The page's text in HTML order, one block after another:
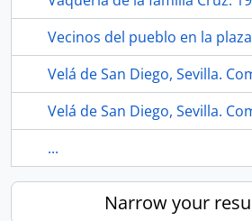
...
Narrow your